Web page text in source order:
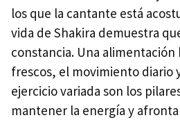
los que la cantante está
vida de Shakira demuestra
constancia. Una
frescos, el movimiento diario
ejercicio variada son los
mantener la energía y